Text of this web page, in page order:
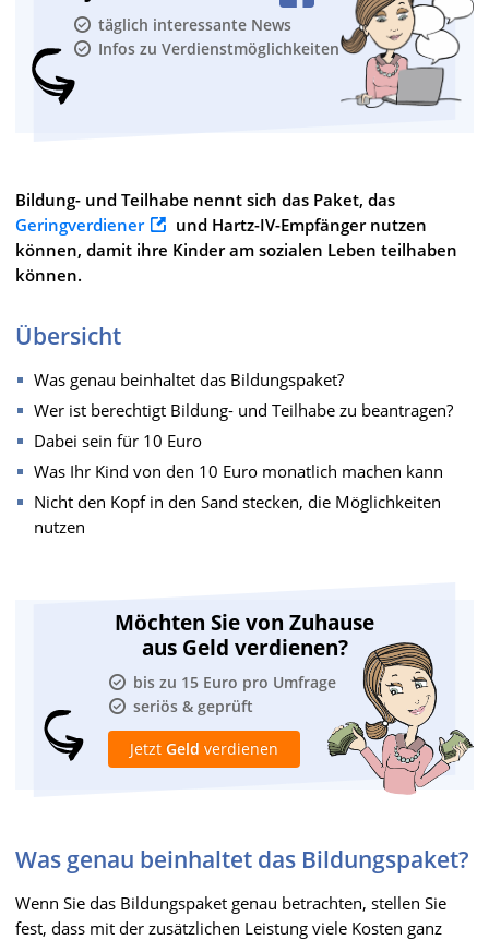
täglich interessante News
Infos zu Verdienstmöglichkeiten
Bildung- und Teilhabe nennt sich das Paket, das
Geringverdiener
und Hartz-IV-Empfänger nutzen
können, damit ihre Kinder am sozialen Leben teilhaben
können.
Übersicht
Was genau beinhaltet das Bildungspaket?
Wer ist berechtigt Bildung- und Teilhabe zu beantragen?
Dabei sein für 10 Euro
Was Ihr Kind von den 10 Euro monatlich machen kann
Nicht den Kopf in den Sand stecken, die Möglichkeiten
nutzen
Möchten Sie von Zuhause
aus Geld verdienen?
bis zu 15 Euro pro Umfrage
seriös & geprüft
Jetzt Geld verdienen
Was genau beinhaltet das Bildungspaket?
Wenn Sie das Bildungspaket genau betrachten, stellen Sie
fest, dass mit der zusätzlichen Leistung viele Kosten ganz